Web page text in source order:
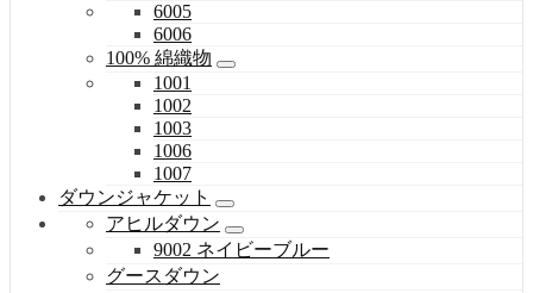
6005
6006
100% 綿織物
1001
1002
1003
1006
1007
ダウンジャケット
アヒルダウン
9002 ネイビーブルー
グースダウン